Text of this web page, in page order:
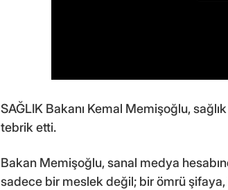
SAĞLIK Bakanı Kemal Memişoğlu, sağlık
tebrik etti.
Bakan Memişoğlu, sanal medya
sadece bir meslek değil; bir ömrü